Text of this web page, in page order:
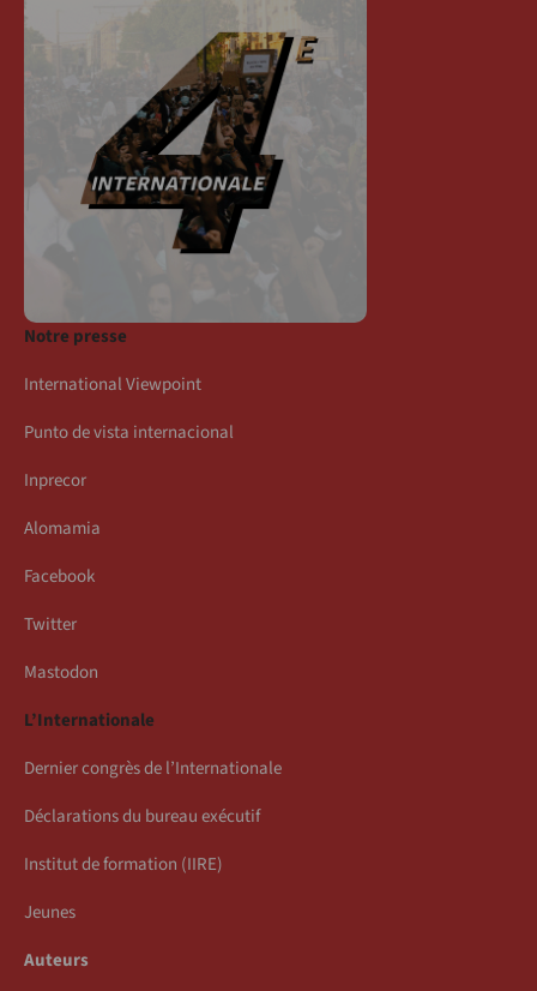
Notre presse
International Viewpoint
Punto de vista internacional
Inprecor
Alomamia
Facebook
Twitter
Mastodon
L’Internationale
Dernier congrès de l’Internationale
Déclarations du bureau exécutif
Institut de formation (IIRE)
Jeunes
Auteurs